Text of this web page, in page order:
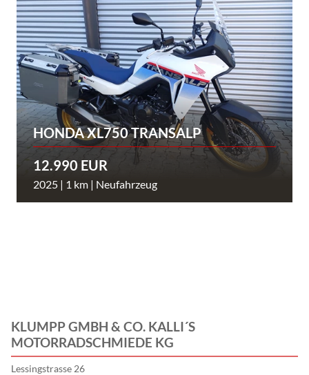
HONDA XL750 TRANSALP
12.990 EUR
2025 | 1 km | Neufahrzeug
KLUMPP GMBH & CO. KALLI´S
MOTORRADSCHMIEDE KG
Lessingstrasse 26